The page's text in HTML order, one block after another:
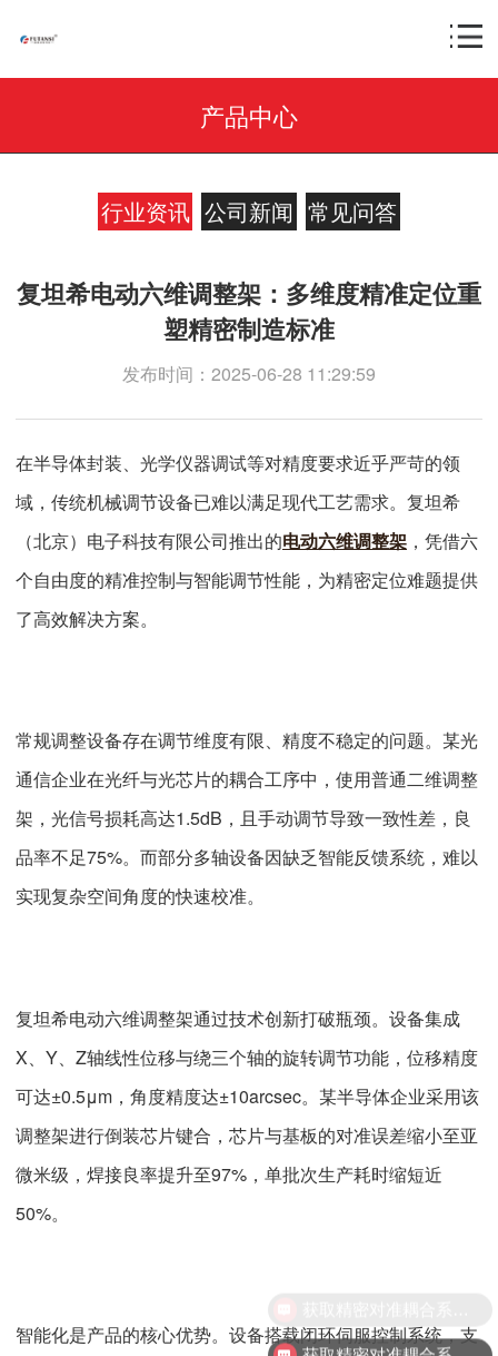
产品中心
行业资讯 公司新闻 常见问答
复坦希电动六维调整架：多维度精准定位重
塑精密制造标准
发布时间：2025-06-28 11:29:59
在半导体封装、光学仪器调试等对精度要求近乎严苛的领
域，传统机械调节设备已难以满足现代工艺需求。复坦希
（北京）电子科技有限公司推出的电动六维调整架 ，凭借六
个自由度的精准控制与智能调节性能，为精密定位难题提供
了高效解决方案。
常规调整设备存在调节维度有限、精度不稳定的问题。某光
通信企业在光纤与光芯片的耦合工序中，使用普通二维调整
架，光信号损耗高达1.5dB，且手动调节导致一致性差，良
品率不足75%。而部分多轴设备因缺乏智能反馈系统，难以
实现复杂空间角度的快速校准。
复坦希电动六维调整架通过技术创新打破瓶颈。设备集成
X、Y、Z轴线性位移与绕三个轴的旋转调节功能，位移精度
可达±0.5μm，角度精度达±10arcsec。某半导体企业采用该
调整架进行倒装芯片键合，芯片与基板的对准误差缩小至亚
微米级，焊接良率提升至97%，单批次生产耗时缩短近
50%。
智能化是产品的核心优势。设备搭载闭环伺服控制系统，支